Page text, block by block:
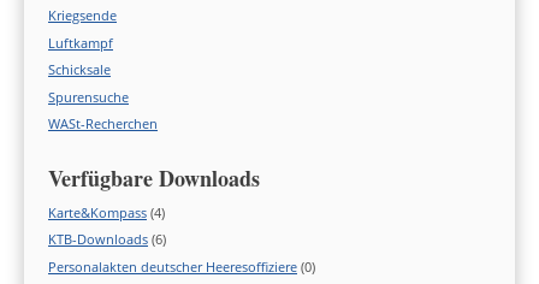
Kriegsende
Luftkampf
Schicksale
Spurensuche
WASt-Recherchen
Verfügbare Downloads
Karte&Kompass (4)
KTB-Downloads (6)
Personalakten deutscher Heeresoffiziere (0)